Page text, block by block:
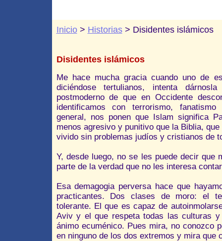
Inicio> Historias> Disidentes islámicos
Disidentes islámicos
Me hace mucha gracia cuando uno de
diciéndose tertulianos, intenta
postmoderno de que en Occidente
identificamos con terrorismo,
general, nos ponen que Islam significa
menos agresivo y punitivo que la Biblia,
vivido sin problemas judíos y cristianos de
Y, desde luego, no se les puede decir que
parte de la verdad que no les interesa
Esa demagogia perversa hace que
practicantes. Dos clases de moro: el
tolerante. El que es capaz de
Aviv y el que respeta todas las culturas
ánimo ecuménico. Pues mira, no conozco
en ninguno de los dos extremos y mira que